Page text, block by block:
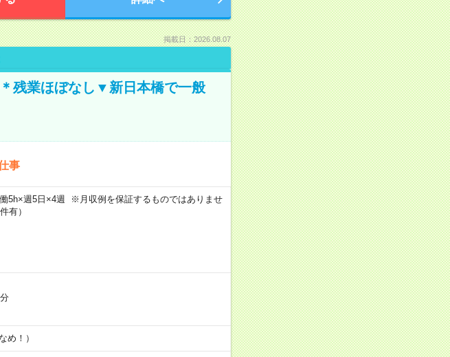
掲載日：2026.08.07
残業ほぼなし▼新日本橋で一般
事
5h×週5日×4週 ※月収例を保証するものではありませ
有）
め！）